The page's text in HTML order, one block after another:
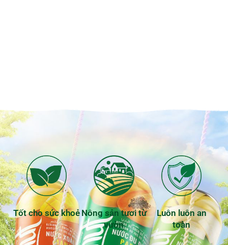
Tốt cho sức khoẻ Nông sản tươi từ
vườn
Luôn luôn an
toàn